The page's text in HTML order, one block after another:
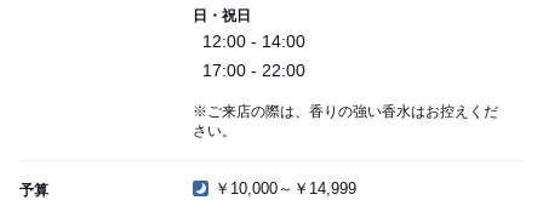
日・祝日
12:00 - 14:00
17:00 - 22:00
※ご来店の際は、香りの強い香水はお控えくだ
さい。
予算
￥10,000～￥14,999